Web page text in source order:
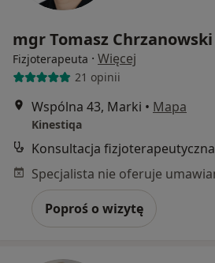
mgr Tomasz Chrzanowski
Fizjoterapeuta · Więcej
21 opinii
Wspólna 43, Marki • Mapa
Kinestiqa
Konsultacja fizjoterapeutyczna
Poproś o wizytę